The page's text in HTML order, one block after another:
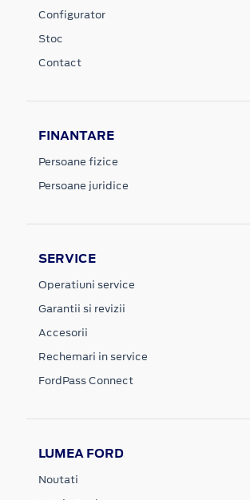
Configurator
Stoc
Contact
FINANTARE
Persoane fizice
Persoane juridice
SERVICE
Operatiuni service
Garantii si revizii
Accesorii
Rechemari in service
FordPass Connect
LUMEA FORD
Noutati